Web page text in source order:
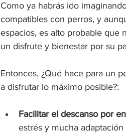
Como ya habrás ido
compatibles con perros, y
espacios, es alto probable que
un disfrute y bienestar por su
Entonces, ¿Qué hace para un
a disfrutar lo máximo posible?:
Facilitar el descanso por
estrés y mucha